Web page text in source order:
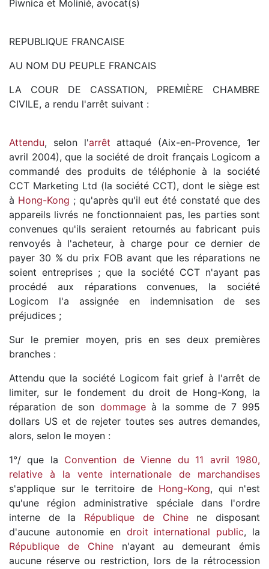
Piwnica et Molinié, avocat(s)
REPUBLIQUE FRANCAISE
AU NOM DU PEUPLE FRANCAIS
LA COUR DE CASSATION, PREMIÈRE CHAMBRE
CIVILE, a rendu l'arrêt suivant :
Attendu, selon l'arrêt attaqué (Aix-en-Provence, 1er
avril 2004), que la société de droit français Logicom a
commandé des produits de téléphonie à la société
CCT Marketing Ltd (la société CCT), dont le siège est
à Hong-Kong ; qu'après qu'il eut été constaté que des
appareils livrés ne fonctionnaient pas, les parties sont
convenues qu'ils seraient retournés au fabricant puis
renvoyés à l'acheteur, à charge pour ce dernier de
payer 30 % du prix FOB avant que les réparations ne
soient entreprises ; que la société CCT n'ayant pas
procédé aux réparations convenues, la société
Logicom l'a assignée en indemnisation de ses
préjudices ;
Sur le premier moyen, pris en ses deux premières
branches :
Attendu que la société Logicom fait grief à l'arrêt de
limiter, sur le fondement du droit de Hong-Kong, la
réparation de son dommageà la somme de 7 995
dollars US et de rejeter toutes ses autres demandes,
alors, selon le moyen :
1°/ que la Convention de Vienne du 11 avril 1980,
relative à la vente internationale de marchandises
s'applique sur le territoire de Hong-Kong, qui n'est
qu'une région administrative spéciale dans l'ordre
interne de la République de Chinene disposant
d'aucune autonomie en droit international public, la
République de Chinen'ayant au demeurant émis
aucune réserve ou restriction, lors de la rétrocession